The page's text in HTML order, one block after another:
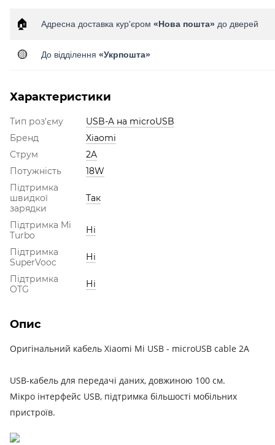
🏠 Адресна доставка кур'єром «Нова пошта» до дверей
🟡 До відділення «Укрпошта»
Характеристики
Тип роз'єму
USB-A на microUSB
Бренд
Xiaomi
Струм
2A
Потужність
18W
Підтримка
швидкої
зарядки
Так
Підтримка Mi
Turbo
Ні
Підтримка
SuperVooc
Ні
Підтримка
OTG
Ні
Опис
Оригінальний кабель Xiaomi Mi USB - microUSB cable 2A
USB-кабель для передачі даних, довжиною 100 см.
Мікро інтерфейс USB, підтримка більшості мобільних
пристроїв.